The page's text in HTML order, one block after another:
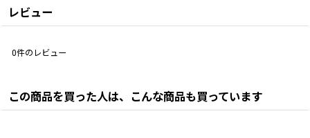
レビュー
0件のレビュー
この商品を買った人は、こんな商品も買っています